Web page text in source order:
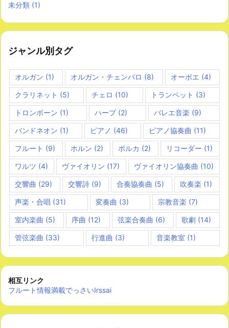
未分類 (1)
ジャンル別タグ
オルガン (1) オルガン・チェンバロ (8) オーボエ (4)
クラリネット (5) チェロ (10) トランペット (3)
トロンボーン (1) ハープ(2) バレエ音楽 (9)
バンドネオン (1) ピアノ (46) ピアノ協奏曲 (11)
フルート (9) ホルン (2) ポルカ (2) リコーダー (1)
ワルツ (4) ヴァイオリン (17) ヴァイオリン協奏曲 (10)
交響曲 (29) 交響詩(9) 合奏協奏曲 (5) 吹奏楽 (1)
声楽・合唱 (31) 変奏曲 (3) 宗教音楽 (7)
室内楽曲 (5) 序曲 (12) 弦楽合奏曲 (6) 歌劇(14)
管弦楽曲 (33) 行進曲 (3) 音楽教室 (1)
相互リンク
フルート情報満載でっさいIrssai